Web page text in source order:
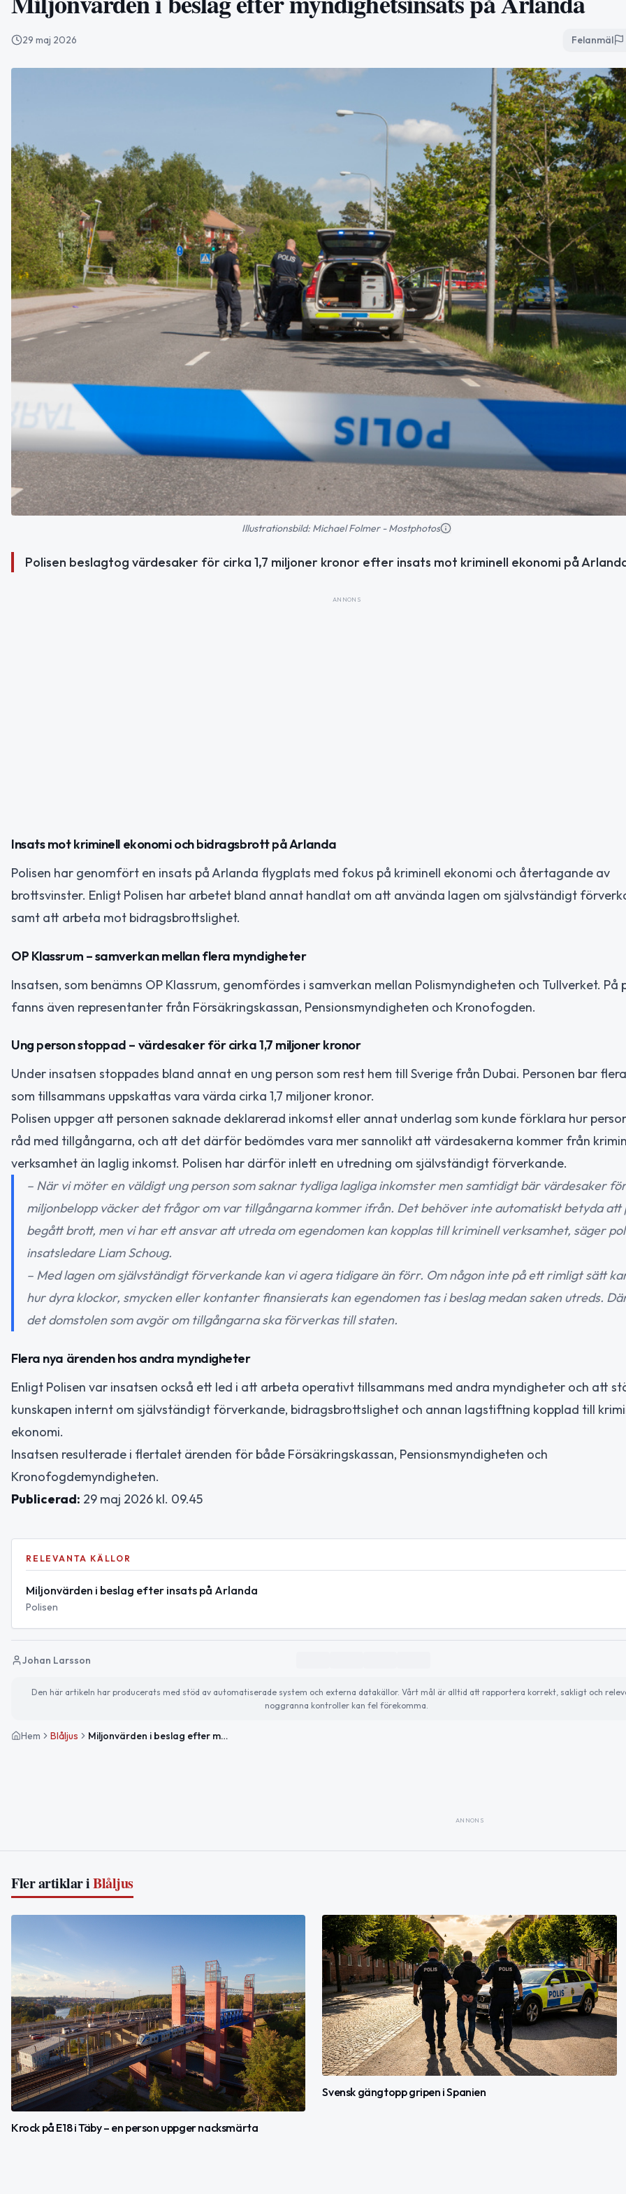
29 maj 2026 Felanmäl
Illustrationsbild: Michael Folmer - Mostphotos
Polisen beslagtog värdesaker för cirka 1,7 miljoner kronor efter insats mot kriminell ekonomi på
ANNONS
Insats mot kriminell ekonomi och bidragsbrott på Arlanda
Polisen har genomfört en insats på Arlanda flygplats med fokus på kriminell ekonomi och återtagande av
brottsvinster. Enligt Polisen har arbetet bland annat handlat om att använda lagen om självständigt
samt att arbeta mot bidragsbrottslighet.
OP Klassrum – samverkan mellan flera myndigheter
Insatsen, som benämns OP Klassrum, genomfördes i samverkan mellan Polismyndigheten och Tullverket. På
fanns även representanter från Försäkringskassan, Pensionsmyndigheten och Kronofogden.
Ung person stoppad – värdesaker för cirka 1,7 miljoner kronor
Under insatsen stoppades bland annat en ung person som rest hem till Sverige från Dubai. Personen bar
som tillsammans uppskattas vara värda cirka 1,7 miljoner kronor.
Polisen uppger att personen saknade deklarerad inkomst eller annat underlag som kunde förklara hur
råd med tillgångarna, och att det därför bedömdes vara mer sannolikt att värdesakerna kommer från
verksamhet än laglig inkomst. Polisen har därför inlett en utredning om självständigt förverkande.
– När vi möter en väldigt ung person som saknar tydliga lagliga inkomster men samtidigt bär värdesaker för
miljonbelopp väcker det frågor om var tillgångarna kommer ifrån. Det behöver inte automatiskt betyda att
begått brott, men vi har ett ansvar att utreda om egendomen kan kopplas till kriminell verksamhet, säger
insatsledare Liam Schoug.
– Med lagen om självständigt förverkande kan vi agera tidigare än förr. Om någon inte på ett rimligt sätt
hur dyra klockor, smycken eller kontanter finansierats kan egendomen tas i beslag medan saken utreds.
det domstolen som avgör om tillgångarna ska förverkas till staten.
Flera nya ärenden hos andra myndigheter
Enligt Polisen var insatsen också ett led i att arbeta operativt tillsammans med andra myndigheter och att
kunskapen internt om självständigt förverkande, bidragsbrottslighet och annan lagstiftning kopplad till
ekonomi.
Insatsen resulterade i flertalet ärenden för både Försäkringskassan, Pensionsmyndigheten och
Kronofogdemyndigheten.
Publicerad: 29 maj 2026 kl. 09.45
RELEVANTA KÄLLOR
Miljonvärden i beslag efter insats på Arlanda
Polisen
Johan Larsson
Den här artikeln har producerats med stöd av automatiserade system och externa datakällor. Vårt mål är alltid att rapportera korrekt, sakligt och
noggranna kontroller kan fel förekomma.
Hem Blåljus Miljonvärden i beslag efter myndighetsinsats på Arlanda
ANNONS
Fler artiklar iBlåljus
Krock på E18 i Täby – en person uppger nacksmärta
Svensk gängtopp gripen i Spanien